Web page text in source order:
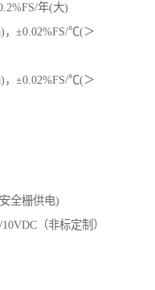
年(大)
，±0.02%FS/℃(＞
，±0.02%FS/℃(＞
安全栅供电)
（非标定制）